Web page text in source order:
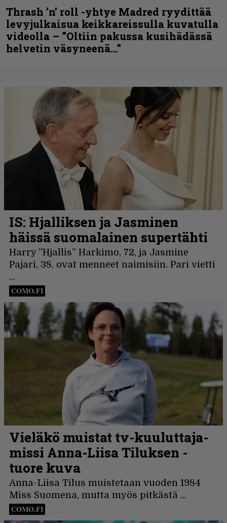
Thrash ’n’ roll -yhtye Madred ryydittää
levyjulkaisua keikkareissulla kuvatulla
videolla – ”Oltiin pakussa kusihädässä
helvetin väsyneenä…”